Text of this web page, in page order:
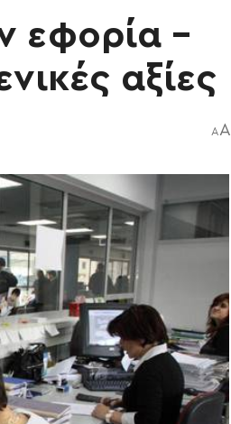
εφορία –
αξίες
AA